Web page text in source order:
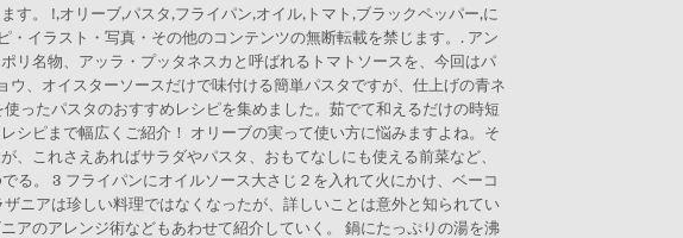
。 !,オリーブ,パスタ,フライパン,オイル,トマト,ブラックペッパー,に
イラスト・写真・その他のコンテンツの無断転載を禁じます。. アン
リ名物、アッラ・プッタネスカと呼ばれるトマトソースを、今回はパ
、オイスターソースだけで味付ける簡単パスタですが、仕上げの青ネ
ったパスタのおすすめレシピを集めました。茹でて和えるだけの時短
シピまで幅広くご紹介！ オリーブの実って使い方に悩みますよね。そ
これさえあればサラダやパスタ、おもてなしにも使える前菜など、
る。 3 フライパンにオイルソース大さじ２を入れて火にかけ、ベーコ
ニアは珍しい料理ではなくなったが、詳しいことは意外と知られてい
アのアレンジ術などもあわせて紹介していく。 鍋にたっぷりの湯を沸